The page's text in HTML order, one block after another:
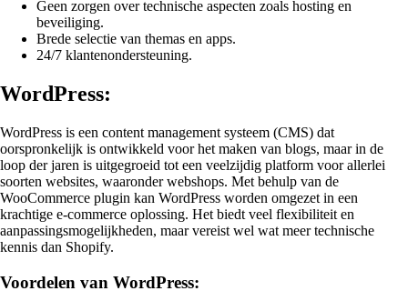
Geen zorgen over technische aspecten zoals hosting en
beveiliging.
Brede selectie van themas en apps.
24/7 klantenondersteuning.
WordPress:
WordPress is een content management systeem (CMS) dat
oorspronkelijk is ontwikkeld voor het maken van blogs, maar in de
loop der jaren is uitgegroeid tot een veelzijdig platform voor allerlei
soorten websites, waaronder webshops. Met behulp van de
WooCommerce plugin kan WordPress worden omgezet in een
krachtige e-commerce oplossing. Het biedt veel flexibiliteit en
aanpassingsmogelijkheden, maar vereist wel wat meer technische
kennis dan Shopify.
Voordelen van WordPress: